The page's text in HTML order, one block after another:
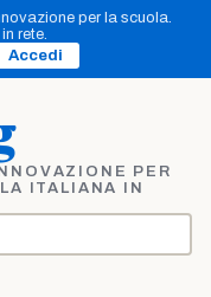
per la scuola.
rete.
Accedi
PER
ITALIANA IN